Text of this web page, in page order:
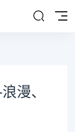
漫、